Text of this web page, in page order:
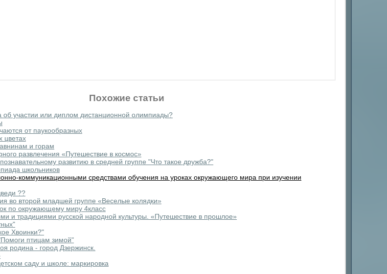
Похожие статьи
об участии или диплом дистанционной олимпиады?
от паукообразных
цветах
и горам
развлечения «Путешествие в космос»
развитию в средней группе "Что такое дружба?"
школьников
коммуникационными средствами обучения на уроках окружающего мира при изучении
??
во второй младшей группе «Веселые колядки»
по окружающему миру 4класс
и традициями русской народной культуры. «Путешествие в прошлое»
Хвоинки?"
птицам зимой"
родина - город Дзержинск.
саду и школе: маркировка